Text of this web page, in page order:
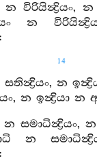
න විරියින්‍ද්‍රියං, න
න
:
14
සතින්‍ද්‍රියං, න
, න ඉන්‍ද්‍රියා න
න සමාධින්‍ද්‍රියං,න
න
: